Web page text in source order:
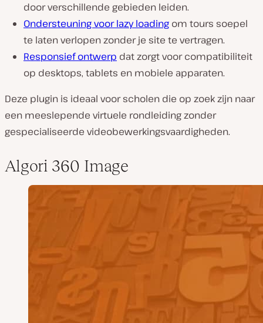
door verschillende gebieden leiden.
Ondersteuning voor lazy loading om tours soepel
te laten verlopen zonder je site te vertragen.
Responsief ontwerp dat zorgt voor compatibiliteit
op desktops, tablets en mobiele apparaten.
Deze plugin is ideaal voor scholen die op zoek zijn naar
een meeslepende virtuele rondleiding zonder
gespecialiseerde videobewerkingsvaardigheden.
Algori 360 Image